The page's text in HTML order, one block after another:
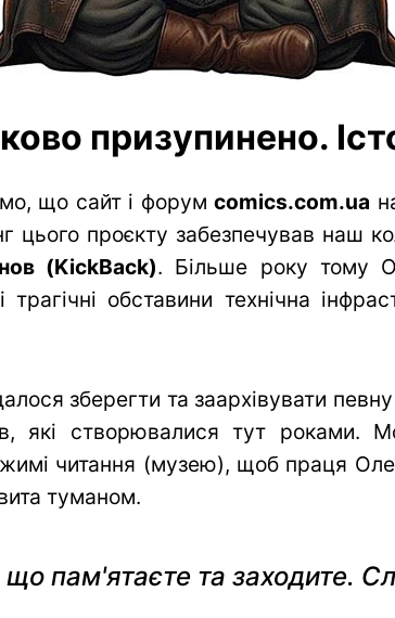
призупинено.
що сайт і форум comics.com.ua
цього проєкту забезпечував наш
(KickBack). Більше року тому
обставини технічна
зберегти та заархівувати
які створювалися тут роками.
читання (музею), щоб праця
туманом.
пам'ятаєте та заходите.